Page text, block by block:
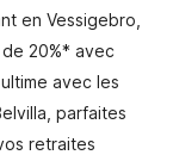
en Vessigebro,
20%* avec
avec les
parfaites
retraites